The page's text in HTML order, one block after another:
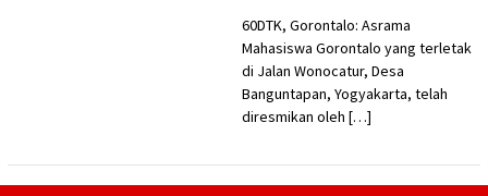
60DTK, Gorontalo: Asrama
Mahasiswa Gorontalo yang terletak
di Jalan Wonocatur, Desa
Banguntapan, Yogyakarta, telah
diresmikan oleh […]